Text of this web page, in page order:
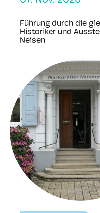
Führung durch die
Historiker und
Neisen